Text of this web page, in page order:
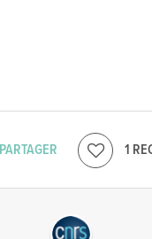
PARTAGER 1